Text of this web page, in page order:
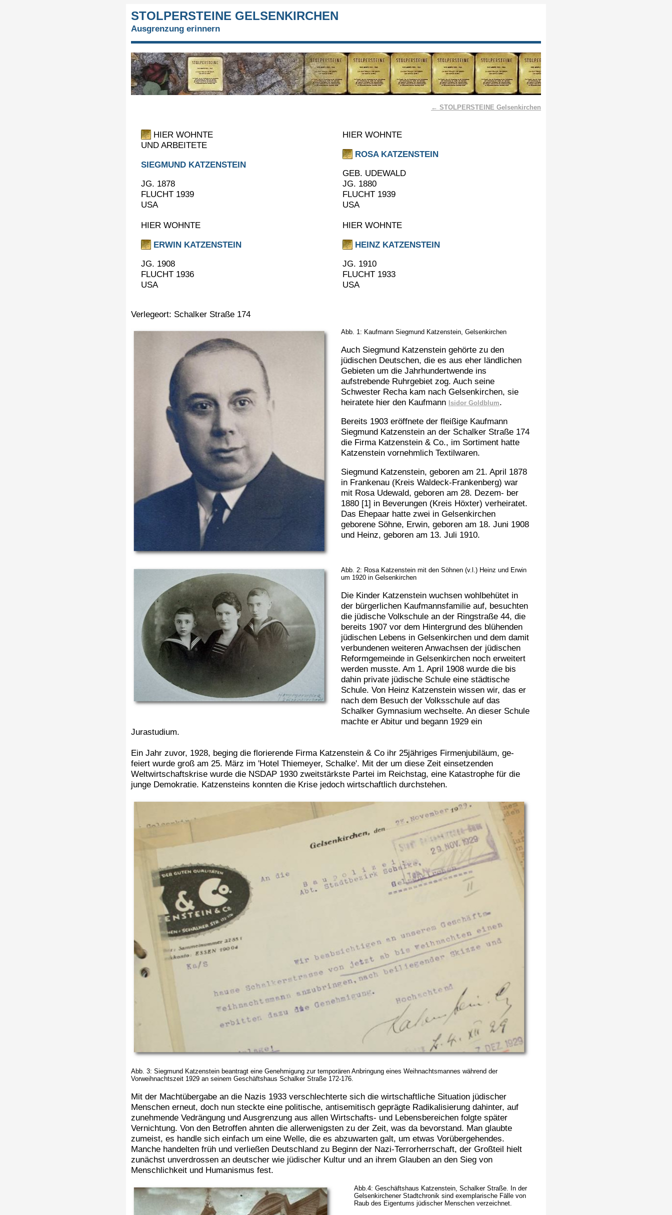
STOLPERSTEINE GELSENKIRCHEN
Ausgrenzung erinnern
← STOLPERSTEINE Gelsenkirchen
HIER WOHNTE
UND ARBEITETE
SIEGMUND KATZENSTEIN
JG. 1878
FLUCHT 1939
USA
HIER WOHNTE
ROSA KATZENSTEIN
GEB. UDEWALD
JG. 1880
FLUCHT 1939
USA
HIER WOHNTE
ERWIN KATZENSTEIN
JG. 1908
FLUCHT 1936
USA
HIER WOHNTE
HEINZ KATZENSTEIN
JG. 1910
FLUCHT 1933
USA
Verlegeort: Schalker Straße 174
Abb. 1: Kaufmann Siegmund Katzenstein, Gelsenkirchen
Auch Siegmund Katzenstein gehörte zu den
jüdischen Deutschen, die es aus eher ländlichen
Gebieten um die Jahrhundertwende ins
aufstrebende Ruhrgebiet zog. Auch seine
Schwester Recha kam nach Gelsenkirchen, sie
heiratete hier den Kaufmann Isidor Goldblum.
Bereits 1903 eröffnete der fleißige Kaufmann
Siegmund Katzenstein an der Schalker Straße 174
die Firma Katzenstein & Co., im Sortiment hatte
Katzenstein vornehmlich Textilwaren.
Siegmund Katzenstein, geboren am 21. April 1878
in Frankenau (Kreis Waldeck-Frankenberg) war
mit Rosa Udewald, geboren am 28. Dezem- ber
1880 [1] in Beverungen (Kreis Höxter) verheiratet.
Das Ehepaar hatte zwei in Gelsenkirchen
geborene Söhne, Erwin, geboren am 18. Juni 1908
und Heinz, geboren am 13. Juli 1910.
Abb. 2: Rosa Katzenstein mit den Söhnen (v.l.) Heinz und Erwin
um 1920 in Gelsenkirchen
Die Kinder Katzenstein wuchsen wohlbehütet in
der bürgerlichen Kaufmannsfamilie auf, besuchten
die jüdische Volkschule an der Ringstraße 44, die
bereits 1907 vor dem Hintergrund des blühenden
jüdischen Lebens in Gelsenkirchen und dem damit
verbundenen weiteren Anwachsen der jüdischen
Reformgemeinde in Gelsenkirchen noch erweitert
werden musste. Am 1. April 1908 wurde die bis
dahin private jüdische Schule eine städtische
Schule. Von Heinz Katzenstein wissen wir, das er
nach dem Besuch der Volksschule auf das
Schalker Gymnasium wechselte. An dieser Schule
machte er Abitur und begann 1929 ein
Jurastudium.
Ein Jahr zuvor, 1928, beging die florierende Firma Katzenstein & Co ihr 25jähriges Firmenjubiläum, ge-
feiert wurde groß am 25. März im 'Hotel Thiemeyer, Schalke'. Mit der um diese Zeit einsetzenden
Weltwirtschaftskrise wurde die NSDAP 1930 zweitstärkste Partei im Reichstag, eine Katastrophe für die
junge Demokratie. Katzensteins konnten die Krise jedoch wirtschaftlich durchstehen.
Abb. 3: Siegmund Katzenstein beantragt eine Genehmigung zur temporären Anbringung eines Weihnachtsmannes während der
Vorweihnachtszeit 1929 an seinem Geschäftshaus Schalker Straße 172-176.
Mit der Machtübergabe an die Nazis 1933 verschlechterte sich die wirtschaftliche Situation jüdischer
Menschen erneut, doch nun steckte eine politische, antisemitisch geprägte Radikalisierung dahinter, auf
zunehmende Vedrängung und Ausgrenzung aus allen Wirtschafts- und Lebensbereichen folgte später
Vernichtung. Von den Betroffen ahnten die allerwenigsten zu der Zeit, was da bevorstand. Man glaubte
zumeist, es handle sich einfach um eine Welle, die es abzuwarten galt, um etwas Vorübergehendes.
Manche handelten früh und verließen Deutschland zu Beginn der Nazi-Terrorherrschaft, der Großteil hielt
zunächst unverdrossen an deutscher wie jüdischer Kultur und an ihrem Glauben an den Sieg von
Menschlichkeit und Humanismus fest.
Abb.4: Geschäftshaus Katzenstein, Schalker Straße. In der
Gelsenkirchener Stadtchronik sind exemplarische Fälle von
Raub des Eigentums jüdischer Menschen verzeichnet.